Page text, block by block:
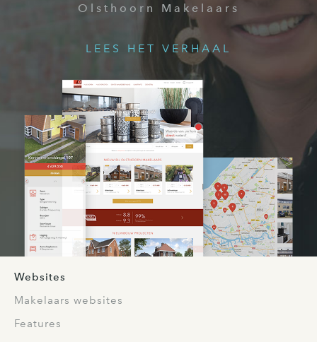
Olsthoorn Makelaars
LEES HET VERHAAL
Websites
Makelaars websites
Features